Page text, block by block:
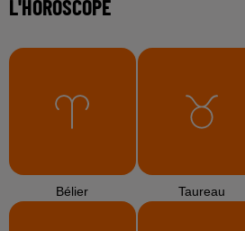
L'HOROSCOPE
Bélier Taureau